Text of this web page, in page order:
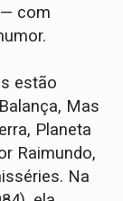
com
estão
Mas
Planeta
Raimundo,
Na